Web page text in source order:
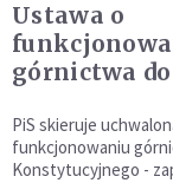
Ustawa o
górnictwa
PiS skieruje
funkcjonowaniu
Konstytucyjnego -